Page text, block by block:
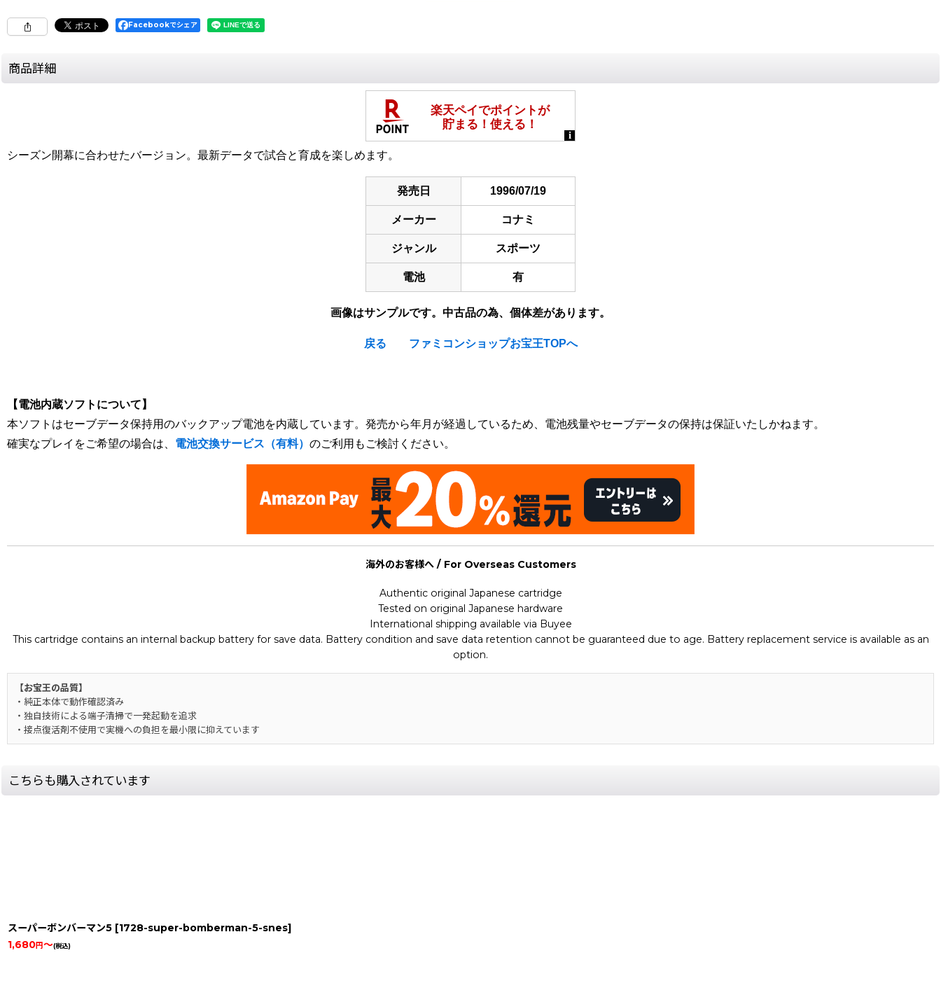
Facebookでシェア
商品詳細
シーズン開幕に合わせたバージョン。最新データで試合と育成を楽しめます。
発売日 1996/07/19
メーカー コナミ
ジャンル スポーツ
電池 有
画像はサンプルです。中古品の為、個体差があります。
戻る ファミコンショップお宝王TOPへ
【電池内蔵ソフトについて】
本ソフトはセーブデータ保持用のバックアップ電池を内蔵しています。発売から年月が経過しているため、電池残量やセーブデータの保持は保証いたしかねます。
確実なプレイをご希望の場合は、 電池交換サービス（有料） のご利用もご検討ください。
海外のお客様へ / For Overseas Customers
Authentic original Japanese cartridge
Tested on original Japanese hardware
International shipping available via Buyee
This cartridge contains an internal backup battery for save data. Battery condition and save data retention cannot be guaranteed due to age. Battery replacement service is available as an
option.
【お宝王の品質】
・純正本体で動作確認済み
・独自技術による端子清掃で一発起動を追求
・接点復活剤不使用で実機への負担を最小限に抑えています
こちらも購入されています
スーパーボンバーマン5 [1728-super-bomberman-5-snes]
1,680円～(税込)